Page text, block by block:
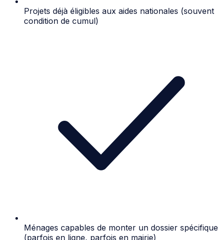
Projets déjà éligibles aux aides nationales (souvent
condition de cumul)
Ménages capables de monter un dossier spécifique
(parfois en ligne, parfois en mairie)